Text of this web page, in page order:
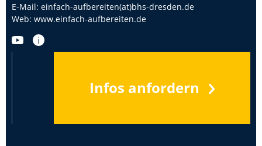
E-Mail: einfach-aufbereiten(at)bhs-dresden.de
Web: www.einfach-aufbereiten.de
Infos anfordern